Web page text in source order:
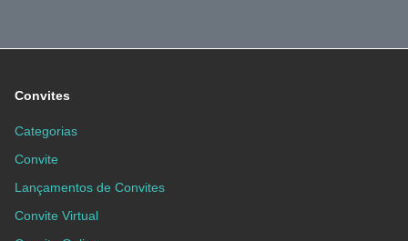
Convites
Categorias
Convite
Lançamentos de Convites
Convite Virtual